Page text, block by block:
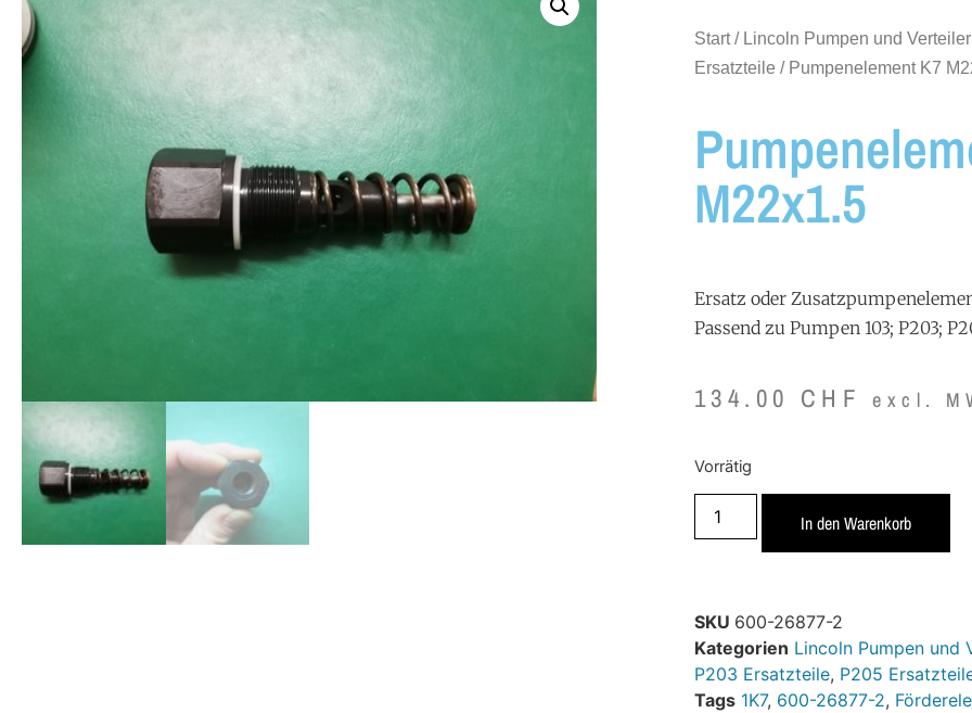
Start/ Lincoln Pumpen und
Ersatzteile / Pumpenelement K7
M22x1.5
Ersatz oder
Passend zu Pumpen 103; P203;
134.00 CHF excl.
Vorrätig
In den Warenkorb
SKU 600-26877-2
Kategorien Lincoln Pumpen und
P203 Ersatzteile, P205
Tags 1K7, 600-26877-2,